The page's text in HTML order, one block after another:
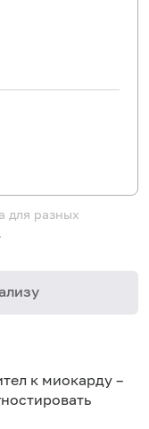
для разных
к миокарду –